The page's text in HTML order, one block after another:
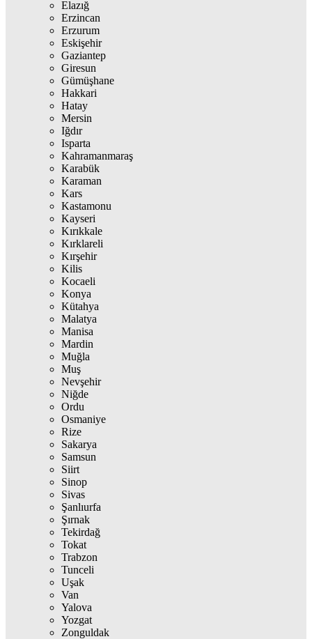
Elazığ
Erzincan
Erzurum
Eskişehir
Gaziantep
Giresun
Gümüşhane
Hakkari
Hatay
Mersin
Iğdır
Isparta
Kahramanmaraş
Karabük
Karaman
Kars
Kastamonu
Kayseri
Kırıkkale
Kırklareli
Kırşehir
Kilis
Kocaeli
Konya
Kütahya
Malatya
Manisa
Mardin
Muğla
Muş
Nevşehir
Niğde
Ordu
Osmaniye
Rize
Sakarya
Samsun
Siirt
Sinop
Sivas
Şanlıurfa
Şırnak
Tekirdağ
Tokat
Trabzon
Tunceli
Uşak
Van
Yalova
Yozgat
Zonguldak